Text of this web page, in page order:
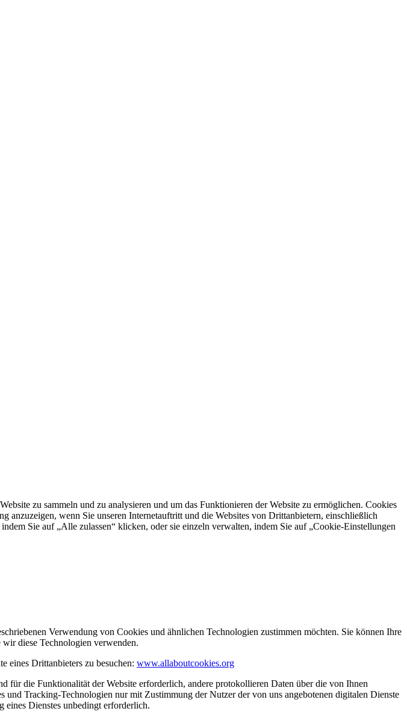
zu sammeln und zu analysieren und um das Funktionieren der Website zu ermöglichen. Cookies
anzuzeigen, wenn Sie unseren Internetauftritt und die Websites von Drittanbietern, einschließlich
Sie auf „Alle zulassen“ klicken, oder sie einzeln verwalten, indem Sie auf „Cookie-Einstellungen
Verwendung von Cookies und ähnlichen Technologien zustimmen möchten. Sie können Ihre
diese Technologien verwenden.
eines Drittanbieters zu besuchen: www.allaboutcookies.org
die Funktionalität der Website erforderlich, andere protokollieren Daten über die von Ihnen
Tracking-Technologien nur mit Zustimmung der Nutzer der von uns angebotenen digitalen Dienste
Dienstes unbedingt erforderlich.